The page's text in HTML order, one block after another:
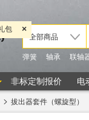
拔出器套件（螺旋型）